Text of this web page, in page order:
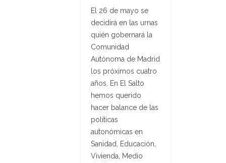
El 26 de mayo se
decidirá en las urnas
quién gobernará la
Comunidad
Autónoma de Madrid
los próximos cuatro
años. En El Salto
hemos querido
hacer balance de las
políticas
autonómicas en
Sanidad, Educación,
Vivienda, Medio